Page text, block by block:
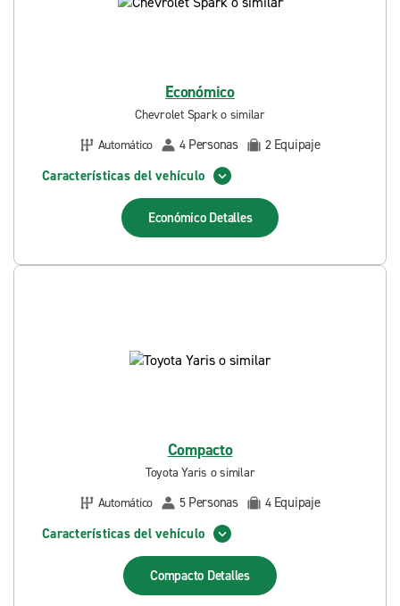
Económico
Chevrolet Spark o similar
Automático
4 Personas 2 Equipaje
Características del vehículo
Económico Detalles
Compacto
Toyota Yaris o similar
Automático
5 Personas 4 Equipaje
Características del vehículo
Compacto Detalles